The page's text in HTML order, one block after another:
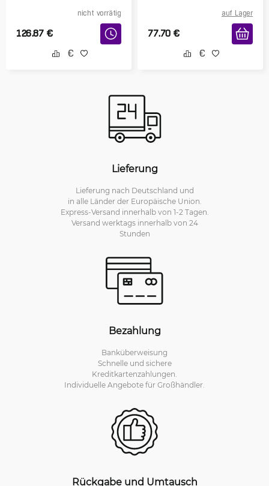
nicht vorrätig
126.87 €
auf Lager
77.70 €
Lieferung
Lieferung nach Deutschland und
in alle Länder der Europäische Union.
Express-Versand innerhalb von 1-2 Tagen.
Versand werktags innerhalb von 24
Stunden
Bezahlung
Banküberweisung
Schnelle und sichere
Kreditkartenzahlungen.
Individuelle Angebote für Großhändler.
Rückgabe und Umtausch